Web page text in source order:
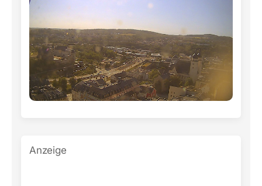
Anzeige